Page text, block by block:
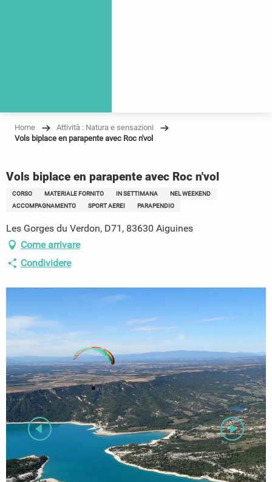
Home
Attività : Natura e sensazioni
Vols biplace en parapente avec Roc n'vol
Vols biplace en parapente avec Roc n'vol
CORSO MATERIALE FORNITO IN SETTIMANA
NEL WEEKEND
ACCOMPAGNAMENTO
SPORT AEREI PARAPENDIO
Les Gorges du Verdon, D71, 83630 Aiguines
Come arrivare
Condividere